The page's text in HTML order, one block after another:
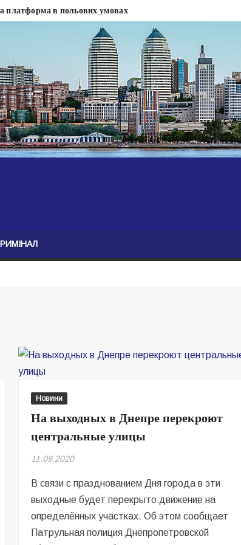
платформа в польових умовах
міськради Дніпра — ЗМІ
нелегального бізнесу, збагатився під час війни — ЗМІ
записали звернення про ситуацію на фронті
Безугла закликає валити Сирського
моду
керівництва армії
Новини
На выходных в Днепре перекроют
центральные улицы
11.09.2020
В связи с празднованием Дня города в эти
выходные будет перекрыто движение на
определённых участках. Об этом сообщает
Патрульная полиция Днепропетровской